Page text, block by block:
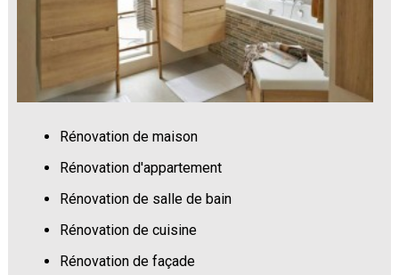
Rénovation de maison
Rénovation d'appartement
Rénovation de salle de bain
Rénovation de cuisine
Rénovation de façade